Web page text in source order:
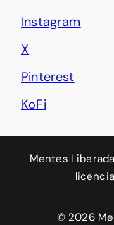
Instagram
X
Pinterest
KoFi
Mentes
© 2026